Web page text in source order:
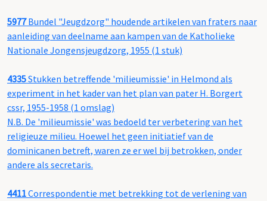
5977Bundel "Jeugdzorg" houdende artikelen van fraters naar
aanleiding van deelname aan kampen van de Katholieke
Nationale Jongensjeugdzorg, 1955 (1 stuk)
4335Stukken betreffende 'milieumissie' in Helmond als
experiment in het kader van het plan van pater H. Borgert
cssr, 1955-1958 (1 omslag)
N.B. De 'milieumissie' was bedoeld ter verbetering van het
religieuze milieu. Hoewel het geen initiatief van de
dominicanen betreft, waren ze er wel bij betrokken, onder
andere als secretaris.
4411Correspondentie met betrekking tot de verlening van